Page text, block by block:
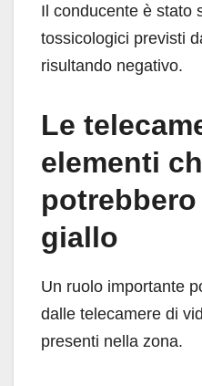
Il conducente è stato
tossicologici previsti
risultando negativo.
Le
elementi
giallo
Un ruolo importante
dalle telecamere di
presenti nella zona.